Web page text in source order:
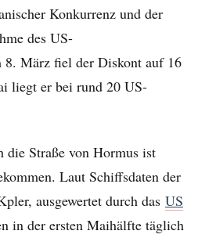
Konkurrenz und der
des US-
8. März fiel der Diskont auf 16
liegt er bei rund 20 US-
die Straße von Hormus ist
Laut Schiffsdaten der
ausgewertet durch das US
in der ersten Maihälfte täglich